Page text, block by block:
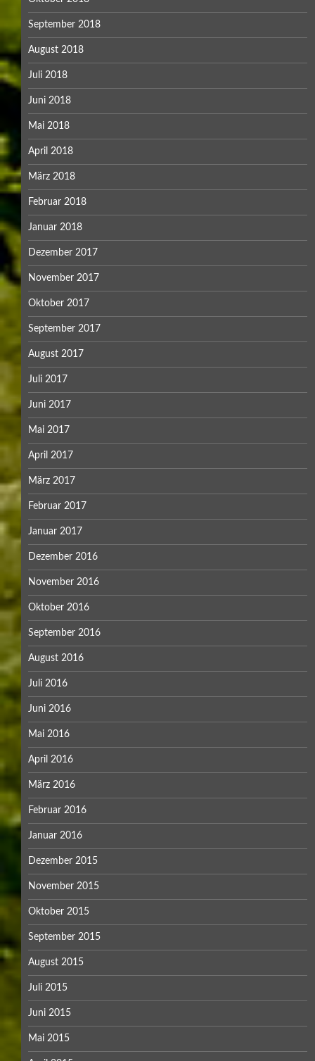
September 2018
August 2018
Juli 2018
Juni 2018
Mai 2018
April 2018
März 2018
Februar 2018
Januar 2018
Dezember 2017
November 2017
Oktober 2017
September 2017
August 2017
Juli 2017
Juni 2017
Mai 2017
April 2017
März 2017
Februar 2017
Januar 2017
Dezember 2016
November 2016
Oktober 2016
September 2016
August 2016
Juli 2016
Juni 2016
Mai 2016
April 2016
März 2016
Februar 2016
Januar 2016
Dezember 2015
November 2015
Oktober 2015
September 2015
August 2015
Juli 2015
Juni 2015
Mai 2015